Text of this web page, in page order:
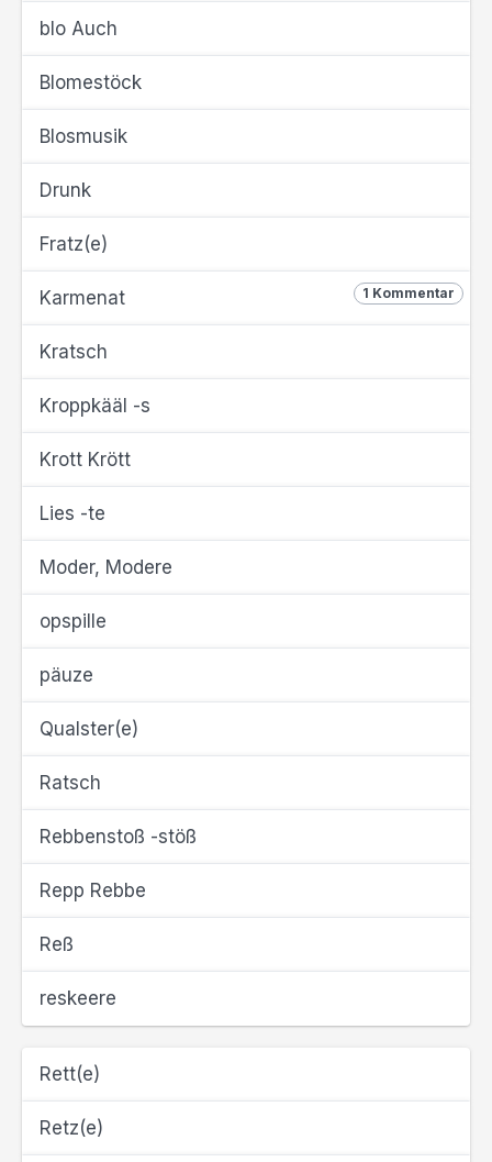
blo Auch
Blomestöck
Blosmusik
Drunk
Fratz(e)
1 Kommentar
Karmenat
Kratsch
Kroppkääl -s
Krott Krött
Lies -te
Moder, Modere
opspille
päuze
Qualster(e)
Ratsch
Rebbenstoß -stöß
Repp Rebbe
Reß
reskeere
Rett(e)
Retz(e)